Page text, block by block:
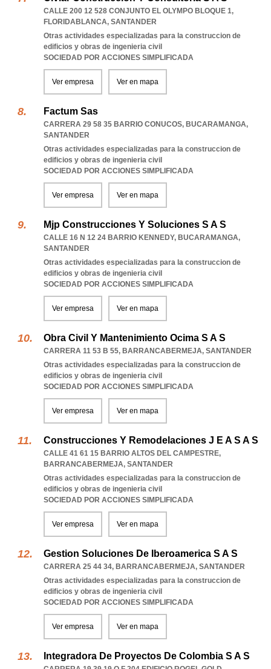
CALLE 200 12 528 CONJUNTO EL OLYMPO BLOQUE 1,
FLORIDABLANCA, SANTANDER
Otras actividades especializadas para la construccion de
edificios y obras de ingenieria civil
SOCIEDAD POR ACCIONES SIMPLIFICADA
Ver empresa Ver en mapa
Factum Sas
CARRERA 29 58 35 BARRIO CONUCOS, BUCARAMANGA,
SANTANDER
Otras actividades especializadas para la construccion de
edificios y obras de ingenieria civil
SOCIEDAD POR ACCIONES SIMPLIFICADA
Ver empresa Ver en mapa
Mjp Construcciones Y Soluciones S A S
CALLE 16 N 12 24 BARRIO KENNEDY, BUCARAMANGA,
SANTANDER
Otras actividades especializadas para la construccion de
edificios y obras de ingenieria civil
SOCIEDAD POR ACCIONES SIMPLIFICADA
Ver empresa Ver en mapa
Obra Civil Y Mantenimiento Ocima S A S
CARRERA 11 53 B 55, BARRANCABERMEJA, SANTANDER
Otras actividades especializadas para la construccion de
edificios y obras de ingenieria civil
SOCIEDAD POR ACCIONES SIMPLIFICADA
Ver empresa Ver en mapa
Construcciones Y Remodelaciones J E A S A S
CALLE 41 61 15 BARRIO ALTOS DEL CAMPESTRE,
BARRANCABERMEJA, SANTANDER
Otras actividades especializadas para la construccion de
edificios y obras de ingenieria civil
SOCIEDAD POR ACCIONES SIMPLIFICADA
Ver empresa Ver en mapa
Gestion Soluciones De Iberoamerica S A S
CARRERA 25 44 34, BARRANCABERMEJA, SANTANDER
Otras actividades especializadas para la construccion de
edificios y obras de ingenieria civil
SOCIEDAD POR ACCIONES SIMPLIFICADA
Ver empresa Ver en mapa
Integradora De Proyectos De Colombia S A S